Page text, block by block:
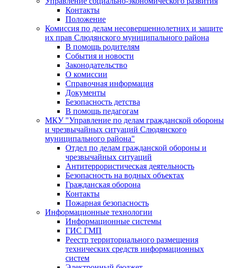
Контакты
Положение
Комиссия по делам несовершеннолетних и защите
их прав Слюдянского муниципального района
В помощь родителям
События и новости
Законодательство
О комиссии
Справочная информация
Документы
Безопасность детства
В помощь педагогам
МКУ "Управление по делам гражданской обороны
и чрезвычайных ситуаций Слюдянского
муниципального района"
Отдел по делам гражданской обороны и
чрезвычайных ситуаций
Антитеррористическая деятельность
Безопасность на водных объектах
Гражданская оборона
Контакты
Пожарная безопасность
Информационные технологии
Информационные системы
ГИС ГМП
Реестр территориального размещения
технических средств информационных
систем